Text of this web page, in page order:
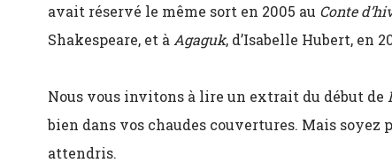
avait réservé le même sort en 2005 au Conte
Shakespeare, et à Agaguk, d’Isabelle Hubert, en
Nous vous invitons à lire un extrait du début de
bien dans vos chaudes couvertures. Mais
attendris.